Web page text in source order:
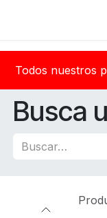
Todos nuestros
Busca